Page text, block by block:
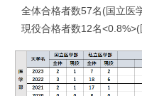
全体合格者数57名(国立医
現役合格者数12名